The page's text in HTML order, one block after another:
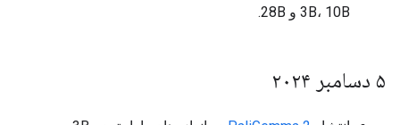
3B، 10B و 28B.
۵ دسامبر ۲۰۲۴